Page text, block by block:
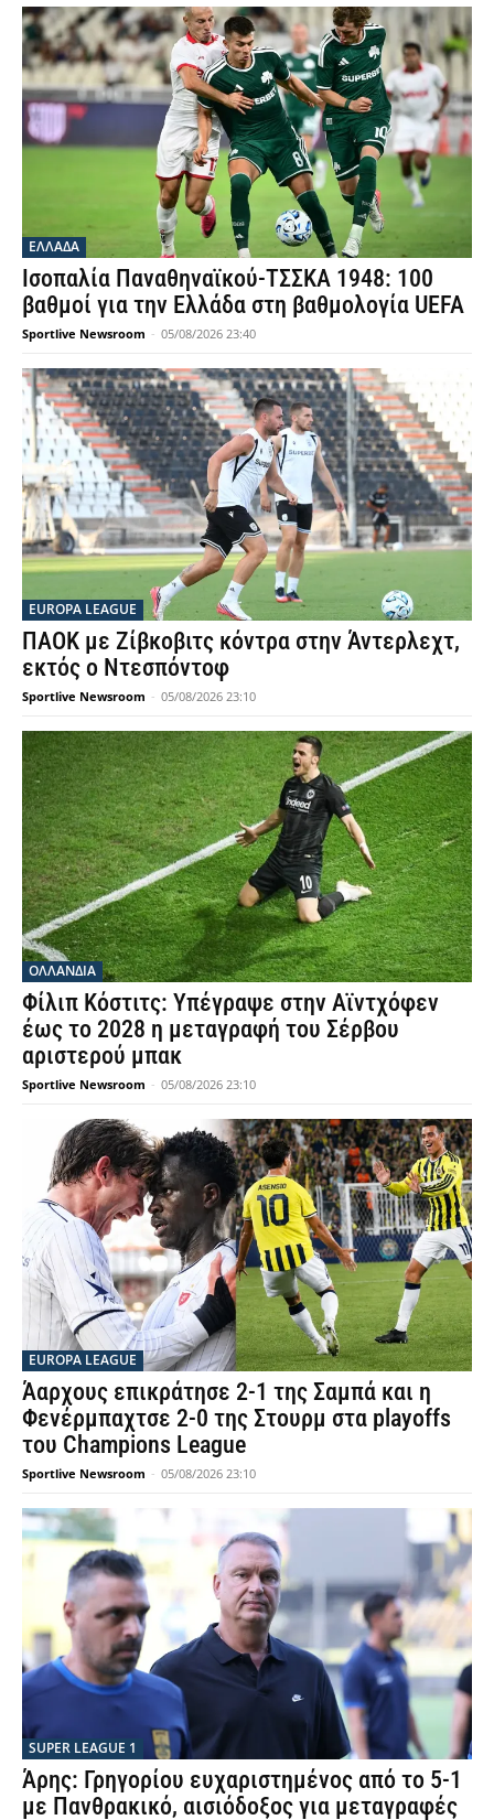
ΕΛΛΑΔΑ
Ισοπαλία Παναθηναϊκού-ΤΣΣΚΑ 1948: 100
βαθμοί για την Ελλάδα στη βαθμολογία UEFA
Sportlive Newsroom - 05/08/2026 23:40
EUROPA LEAGUE
ΠΑΟΚ με Ζίβκοβιτς κόντρα στην Άντερλεχτ,
εκτός ο Ντεσπόντοφ
Sportlive Newsroom - 05/08/2026 23:10
OΛΛΑΝΔΊΑ
Φίλιπ Κόστιτς: Υπέγραψε στην Αϊντχόφεν
έως το 2028 η μεταγραφή του Σέρβου
αριστερού μπακ
Sportlive Newsroom - 05/08/2026 23:10
EUROPA LEAGUE
Άαρχους επικράτησε 2-1 της Σαμπά και η
Φενέρμπαχτσε 2-0 της Στουρμ στα playoffs
του Champions League
Sportlive Newsroom - 05/08/2026 23:10
SUPER LEAGUE 1
Άρης: Γρηγορίου ευχαριστημένος από το 5-1
με Πανθρακικό, αισιόδοξος για μεταγραφές